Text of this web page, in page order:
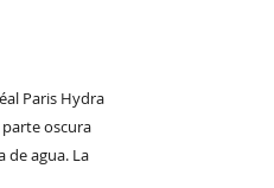
Paris Hydra
oscura
de agua. La